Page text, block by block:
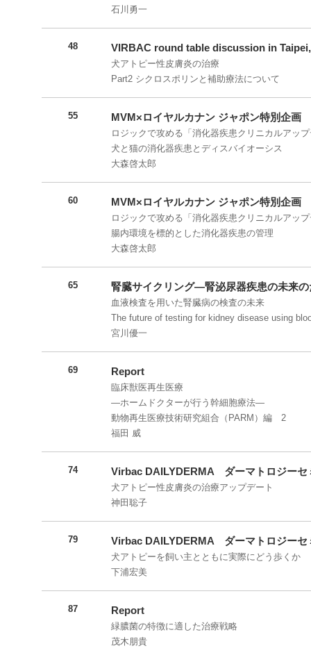
石川勇一
48 VIRBAC round table discussion in
犬アトピー性皮膚炎の治療
Part2 シクロスポリンと補助療法について
55 MVM×ロイヤルカナン ジャポン特別企画
ロジックで攻める「消化器疾患クリニカルアッ
犬と猫の消化器疾患とディスバイオーシス
大森啓太郎
60 MVM×ロイヤルカナン ジャポン特別企画
ロジックで攻める「消化器疾患クリニカルアッ
腸内環境を標的とした消化器疾患の管理
大森啓太郎
65 腎臓サイクリング―腎泌尿器疾患の未来
血液検査を用いた腎臓病の検査の未来
The future of testing for kidney disease using
宮川優一
69 Report
臨床獣医再生医療
―ホームドクターが行う幹細胞療法―
動物再生医療技術研究組合（PARM）編 2
福田 威
74 Virbac DAILYDERMA ダーマトロジーセ
犬アトピー性皮膚炎の治療アップデート
神田聡子
79 Virbac DAILYDERMA ダーマトロジーセ
犬アトピーを飼い主とともに実際にどう歩くか
下浦宏美
87 Report
緑膿菌の特徴に適した治療戦略
茂木朋貴